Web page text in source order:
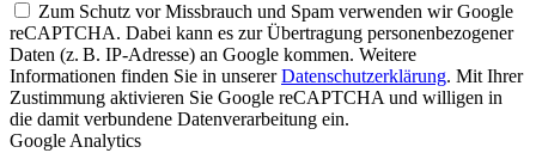
Zum Schutz vor Missbrauch und Spam verwenden wir Google
reCAPTCHA. Dabei kann es zur Übertragung personenbezogener
Daten (z. B. IP-Adresse) an Google kommen. Weitere
Informationen finden Sie in unsererDatenschutzerklärung. Mit Ihrer
Zustimmung aktivieren Sie Google reCAPTCHA und willigen in
die damit verbundene Datenverarbeitung ein.
Google Analytics